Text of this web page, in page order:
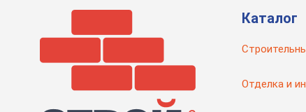
Каталог
Отделка и